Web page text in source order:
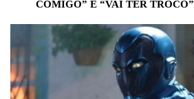
COMIGO” E “VAI TER